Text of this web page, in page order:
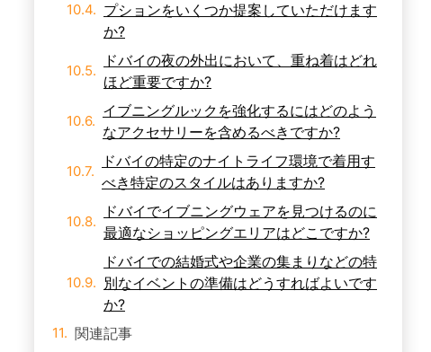
か?
ドバイの夜の外出において、重ね着はどれ
ほど重要ですか?
イブニングルックを強化するにはどのよう
なアクセサリーを含めるべきですか?
ドバイの特定のナイトライフ環境で着用す
べき特定のスタイルはありますか?
ドバイでイブニングウェアを見つけるのに
最適なショッピングエリアはどこですか?
ドバイでの結婚式や企業の集まりなどの特
別なイベントの準備はどうすればよいです
か?
関連記事
2026 年のラス アル ハイマのイブニング サ